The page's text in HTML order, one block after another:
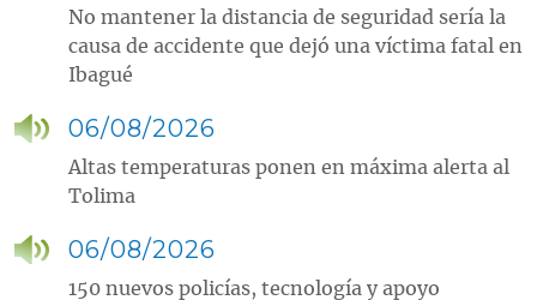
No mantener la distancia de seguridad sería la
causa de accidente que dejó una víctima fatal en
Ibagué
06/08/2026
Altas temperaturas ponen en máxima alerta al
Tolima
06/08/2026
150 nuevos policías, tecnología y apoyo